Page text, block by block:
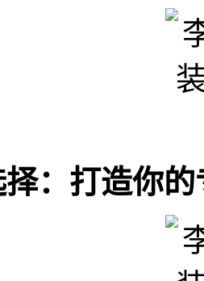
：打造你